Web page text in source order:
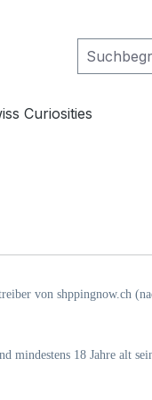
Curiosities
von shppingnow.ch
mindestens 18 Jahre alt